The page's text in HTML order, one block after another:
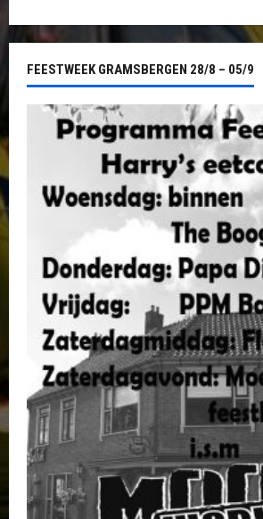
FEESTWEEK GRAMSBERGEN 28/8 – 05/9